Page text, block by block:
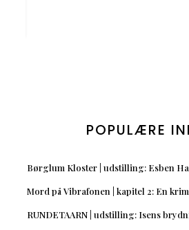
POPULÆRE
Børglum Kloster | udstilling: Esben
Mord på Vibrafonen | kapitel 2: En
RUNDETAARN | udstilling: Isens